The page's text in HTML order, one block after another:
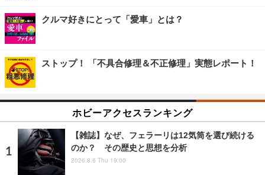
クルマ好きにとって「愛車」とは？
ストップ！ 「不具合修理＆不正修理」実態レポート！
ホビーアクセスランキング
【雑誌】なぜ、フェラーリは12気筒を選び続ける
のか？ その歴史と思想を分析
2026.8.6 Thu 19:00